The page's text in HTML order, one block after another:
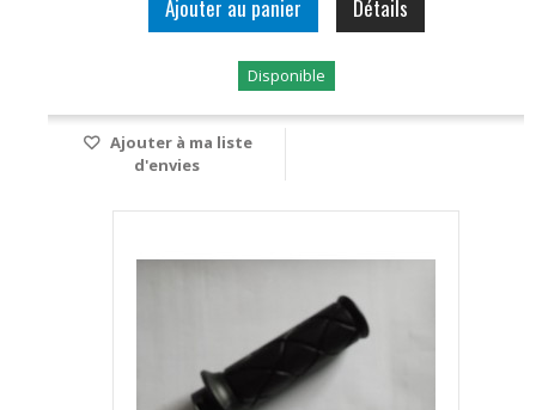
Ajouter au panier Détails
Disponible
Ajouter à ma liste
d'envies